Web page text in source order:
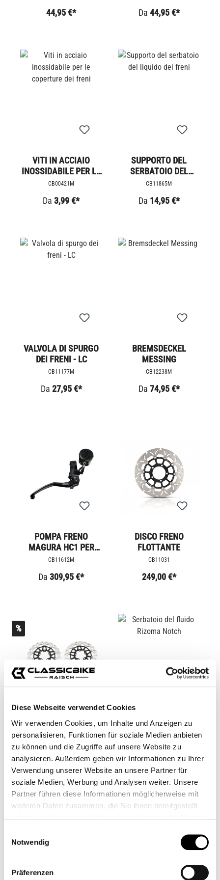
Diese Webseite verwendet Cookies
Wir verwenden Cookies, um Inhalte und Anzeigen zu
personalisieren, Funktionen für soziale Medien anbieten
zu können und die Zugriffe auf unsere Website zu
analysieren. Außerdem geben wir Informationen zu Ihrer
Verwendung unserer Website an unsere Partner für
soziale Medien, Werbung und Analysen weiter. Unsere
Partner führen diese Informationen möglicherweise mit
weiteren Daten zusammen, die Sie ihnen bereitgestellt
Notwendig
Präferenzen
44,95 €* Da 44,95 €*
VITI IN ACCIAIO
INOSSIDABILE PER LE
COPERTURE DEI FRENI
CB00421M
Da 3,99 €*
SUPPORTO DEL
SERBATOIO DEL
LIQUIDO DEI FRENI
CB11865M
Da 14,95 €*
VALVOLA DI SPURGO
DEI FRENI - LC
CB11177M
Da 27,95 €*
BREMSDECKEL
MESSING
CB12238M
Da 74,95 €*
POMPA FRENO
MAGURA HC1 PER
THRUXTON R
CB11612M
Da 309,95 €*
DISCO FRENO
FLOTTANTE
CB11031
249,00 €*
%
KIT FRENO RAISCH -
WAVE
CB12879
1.399,00 €*
(6.67% risparmio)
SERBATOIO DEL
FLUIDO RIZOMA
NOTCH
CB11978.2M
Da93,00 €*